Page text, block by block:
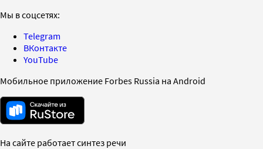
Мы в соцсетях:
Telegram
ВКонтакте
YouTube
Мобильное приложение Forbes Russia на Android
На сайте работает синтез речи